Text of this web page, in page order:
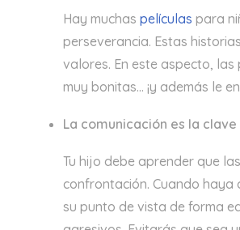
Hay muchas películas para
perseverancia. Estas
valores. En este aspecto,
muy bonitas… ¡y además le
La comunicación es la clave
Tu hijo debe aprender que
confrontación. Cuando haya
su punto de vista de forma